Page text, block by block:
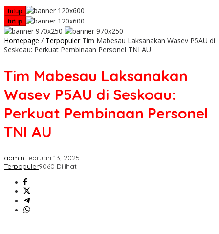
tutup
tutup
Homepage / Terpopuler Tim Mabesau Laksanakan Wasev P5AU di
Seskoau: Perkuat Pembinaan Personel TNI AU
Tim Mabesau Laksanakan
Wasev P5AU di Seskoau:
Perkuat Pembinaan Personel
TNI AU
adminFebruari 13, 2025
Terpopuler9060 Dilihat